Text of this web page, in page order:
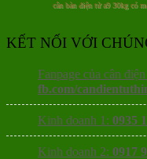
cân bàn điện tử a9 30kg có
KẾT NỐI VỚI
Fanpage của cân
fb.com/
Kinh doanh 1: 0935
Kinh doanh 2: 0917